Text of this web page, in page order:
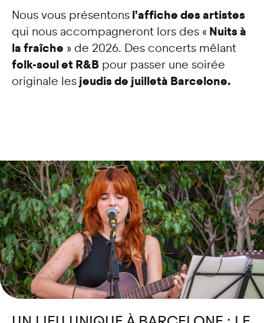
Nous vous présentons l'affiche des artistes
qui nous accompagneront lors des « Nuits à
la fraîche » de 2026. Des concerts mêlant
folk-soul et R&B pour passer une soirée
originale les jeudis de juilletà Barcelone.